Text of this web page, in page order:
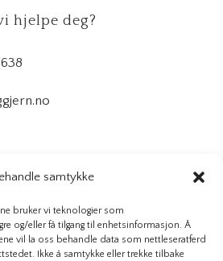
samtykke
bruker vi teknologier som
og/eller få tilgang til enhetsinformasjon. Å
vil la oss behandle data som nettleseratferd
Ikke å samtykke eller trekke tilbake
hjelpe deg?
29